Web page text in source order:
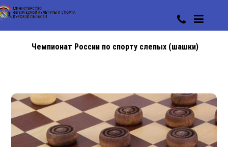
Чемпионат России по спорту слепых (шашки)